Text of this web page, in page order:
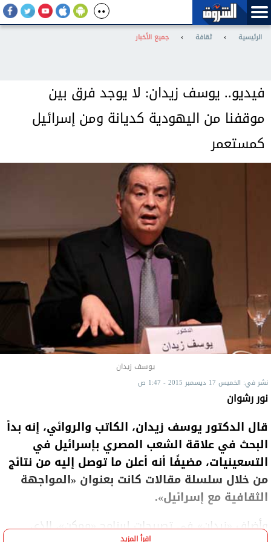
الرئيسية › ثقافة › جميع الأخبار
فيديو.. يوسف زيدان: لا يوجد فرق بين
موقفنا من اليهودية كديانة ومن إسرائيل
كمستعمر
يوسف زيدان
نشر في: الخميس 17 ديسمبر 2015 - 1:47 ص
نور رشوان
قال الدكتور يوسف زيدان، الكاتب والروائي، إنه بدأ
البحث في علاقة الشعب المصري بإسرائيل في
التسعينيات، مضيفًا أنه أعلن ما توصل إليه من نتائج
من خلال سلسلة مقالات كانت بعنوان «المواجهة
الثقافية مع إسرائيل».
وأضاف «زيدان» في تصريحات لبرنامج «ممكن»، الذي
اقرأ المزيد